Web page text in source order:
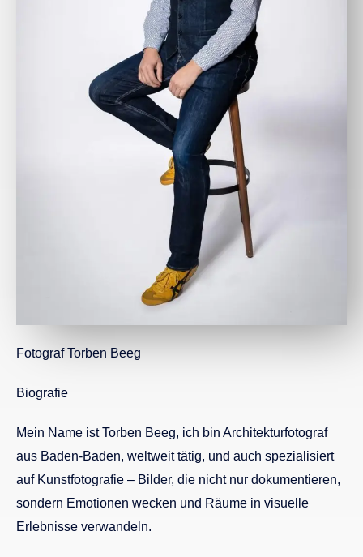
Fotograf Torben Beeg
Biografie
Mein Name ist Torben Beeg, ich bin Architekturfotograf
aus Baden-Baden, weltweit tätig, und auch spezialisiert
auf Kunstfotografie – Bilder, die nicht nur dokumentieren,
sondern Emotionen wecken und Räume in visuelle
Erlebnisse verwandeln.